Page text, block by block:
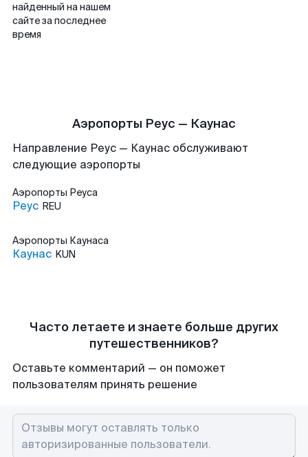
найденный на нашем
сайте за последнее
время
Аэропорты Реус — Каунас
Направление Реус — Каунас обслуживают
следующие аэропорты
Аэропорты Реуса
Реус REU
Аэропорты Каунаса
Каунас KUN
Часто летаете и знаете больше других
путешественников?
Оставьте комментарий — он поможет
пользователям принять решение